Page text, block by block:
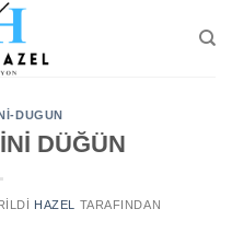
DUGUN
DÜĞÜN
HAZEL TARAFINDAN